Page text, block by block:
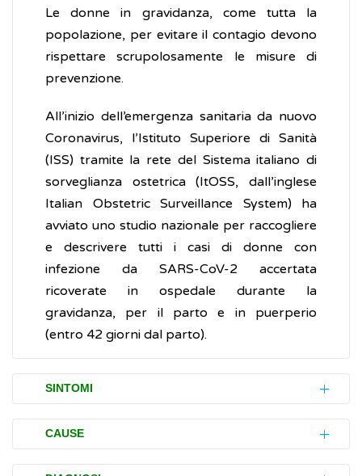
Le donne in gravidanza, come tutta la
popolazione, per evitare il contagio devono
rispettare scrupolosamente le misure di
prevenzione.
All’inizio dell’emergenza sanitaria da nuovo
Coronavirus, l’Istituto Superiore di Sanità
(ISS) tramite la rete del Sistema italiano di
sorveglianza ostetrica (ItOSS, dall’inglese
Italian Obstetric Surveillance System) ha
avviato uno studio nazionale per raccogliere
e descrivere tutti i casi di donne con
infezione da SARS-CoV-2 accertata
ricoverate in ospedale durante la
gravidanza, per il parto e in puerperio
(entro 42 giorni dal parto).
SINTOMI
I disturbi (sintomi) causati dall’
SARS-CoV-2ingravidanzanon sono
CAUSE